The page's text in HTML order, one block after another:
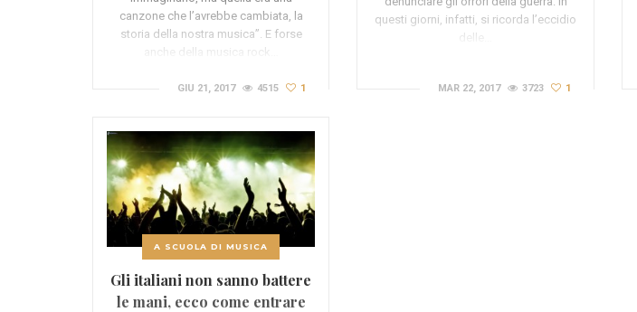
canzone che l’avrebbe cambiata, la
storia della nostra musica”. E forse
GIU 21, 2017 4515 1
questi giorni, infatti, si ricorda l’eccidio
MAR 22, 2017 3723 1
A SCUOLA DI MUSICA
Gli italiani non sanno battere
le mani, ecco come entrare